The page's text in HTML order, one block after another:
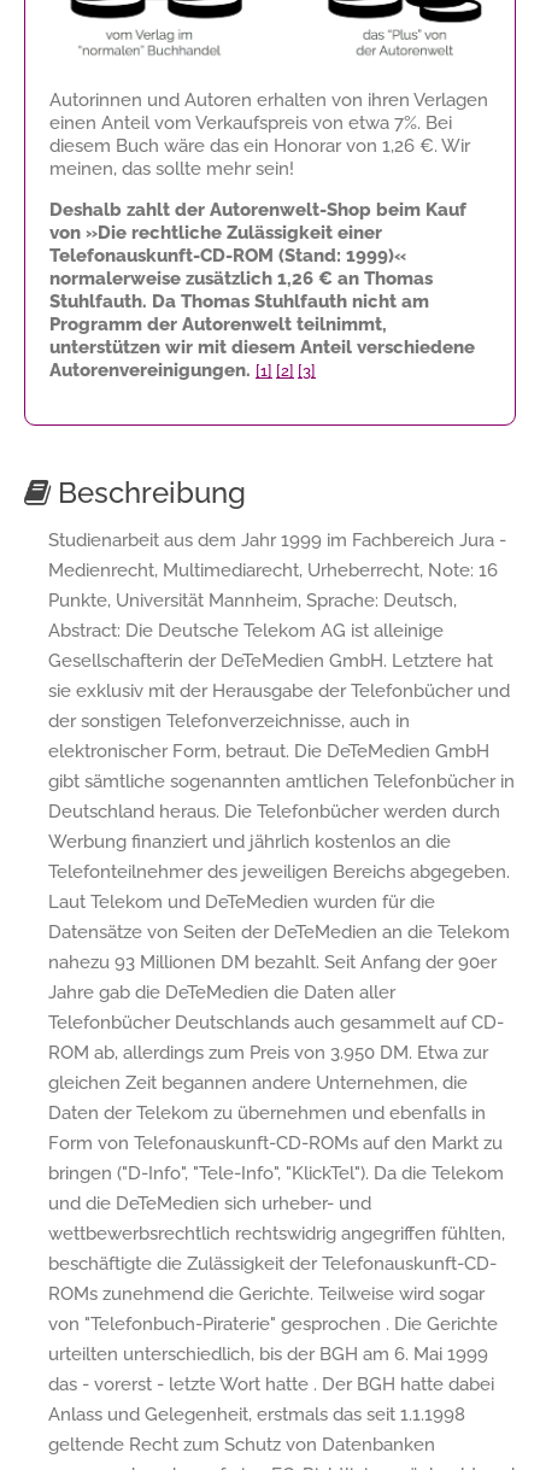
Autorinnen und Autoren erhalten von ihren Verlagen
einen Anteil vom Verkaufspreis von etwa 7%. Bei
diesem Buch wäre das ein Honorar von 1,26 €. Wir
meinen, das sollte mehr sein!
Deshalb zahlt der Autorenwelt-Shop beim Kauf
von »Die rechtliche Zulässigkeit einer
Telefonauskunft-CD-ROM (Stand: 1999)«
normalerweise zusätzlich 1,26 € an Thomas
Stuhlfauth. Da Thomas Stuhlfauth nicht am
Programm der Autorenwelt teilnimmt,
unterstützen wir mit diesem Anteil verschiedene
Autorenvereinigungen. [1] [2] [3]
Beschreibung
Studienarbeit aus dem Jahr 1999 im Fachbereich Jura -
Medienrecht, Multimediarecht, Urheberrecht, Note: 16
Punkte, Universität Mannheim, Sprache: Deutsch,
Abstract: Die Deutsche Telekom AG ist alleinige
Gesellschafterin der DeTeMedien GmbH. Letztere hat
sie exklusiv mit der Herausgabe der Telefonbücher und
der sonstigen Telefonverzeichnisse, auch in
elektronischer Form, betraut. Die DeTeMedien GmbH
gibt sämtliche sogenannten amtlichen Telefonbücher in
Deutschland heraus. Die Telefonbücher werden durch
Werbung finanziert und jährlich kostenlos an die
Telefonteilnehmer des jeweiligen Bereichs abgegeben.
Laut Telekom und DeTeMedien wurden für die
Datensätze von Seiten der DeTeMedien an die Telekom
nahezu 93 Millionen DM bezahlt. Seit Anfang der 90er
Jahre gab die DeTeMedien die Daten aller
Telefonbücher Deutschlands auch gesammelt auf CD-
ROM ab, allerdings zum Preis von 3.950 DM. Etwa zur
gleichen Zeit begannen andere Unternehmen, die
Daten der Telekom zu übernehmen und ebenfalls in
Form von Telefonauskunft-CD-ROMs auf den Markt zu
bringen ("D-Info", "Tele-Info", "KlickTel"). Da die Telekom
und die DeTeMedien sich urheber- und
wettbewerbsrechtlich rechtswidrig angegriffen fühlten,
beschäftigte die Zulässigkeit der Telefonauskunft-CD-
ROMs zunehmend die Gerichte. Teilweise wird sogar
von "Telefonbuch-Piraterie" gesprochen . Die Gerichte
urteilten unterschiedlich, bis der BGH am 6. Mai 1999
das - vorerst - letzte Wort hatte . Der BGH hatte dabei
Anlass und Gelegenheit, erstmals das seit 1.1.1998
geltende Recht zum Schutz von Datenbanken